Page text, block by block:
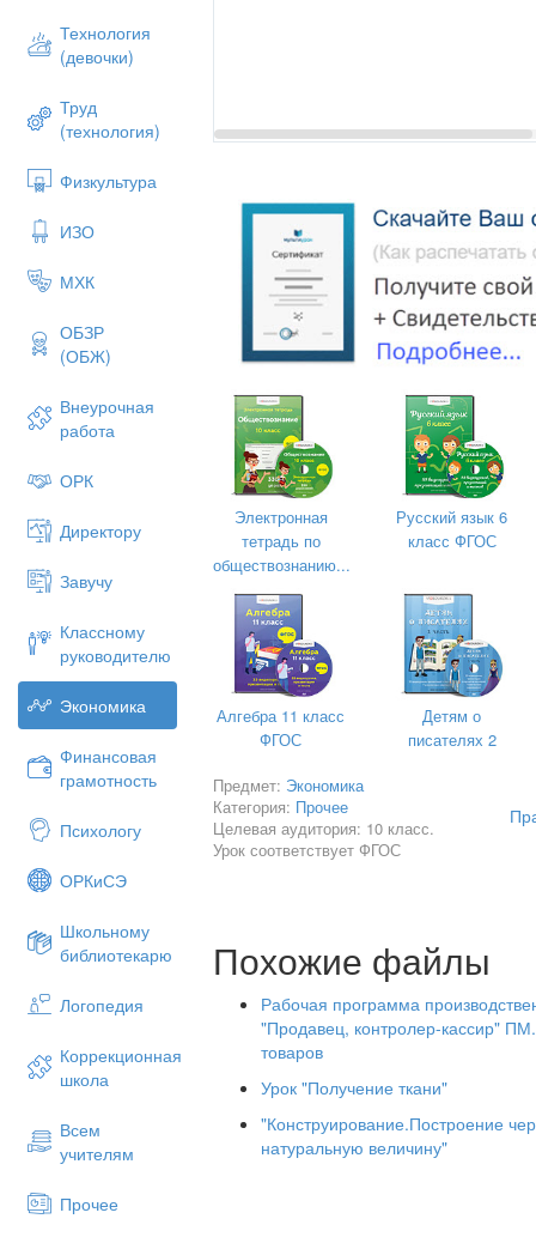
Технология
(девочки)
Труд
(технология)
Физкультура
ИЗО
МХК
ОБЗР
(ОБЖ)
Внеурочная
работа
ОРК
Директору
Завучу
Классному
руководителю
Экономика
Финансовая
грамотность
Психологу
ОРКиСЭ
Школьному
библиотекарю
Логопедия
Коррекционная
школа
Всем
учителям
Прочее
3
2025 – 2026
Родители (законные представители)
Фамилия, имя, отчество
Мать:
Контактные данные:
Отец:
Сведения об
Реализация программы ПМ
подготовка к реализации
закусок разнообразного
(наименование дисциплины, МДК)
Электронная
тетрадь по
обществознанию...
Русский язык 6
класс ФГОС
Алгебра 11 класс
ФГОС
Детям о
писателях 2
Предмет: Экономика
Категория: Прочее
Целевая аудитория: 10 класс.
Урок соответствует ФГОС
Похожие файлы
Рабочая программа
"Продавец, контролер-кассир"
товаров
Урок "Получение ткани"
"Конструирование.Построение
натуральную величину"